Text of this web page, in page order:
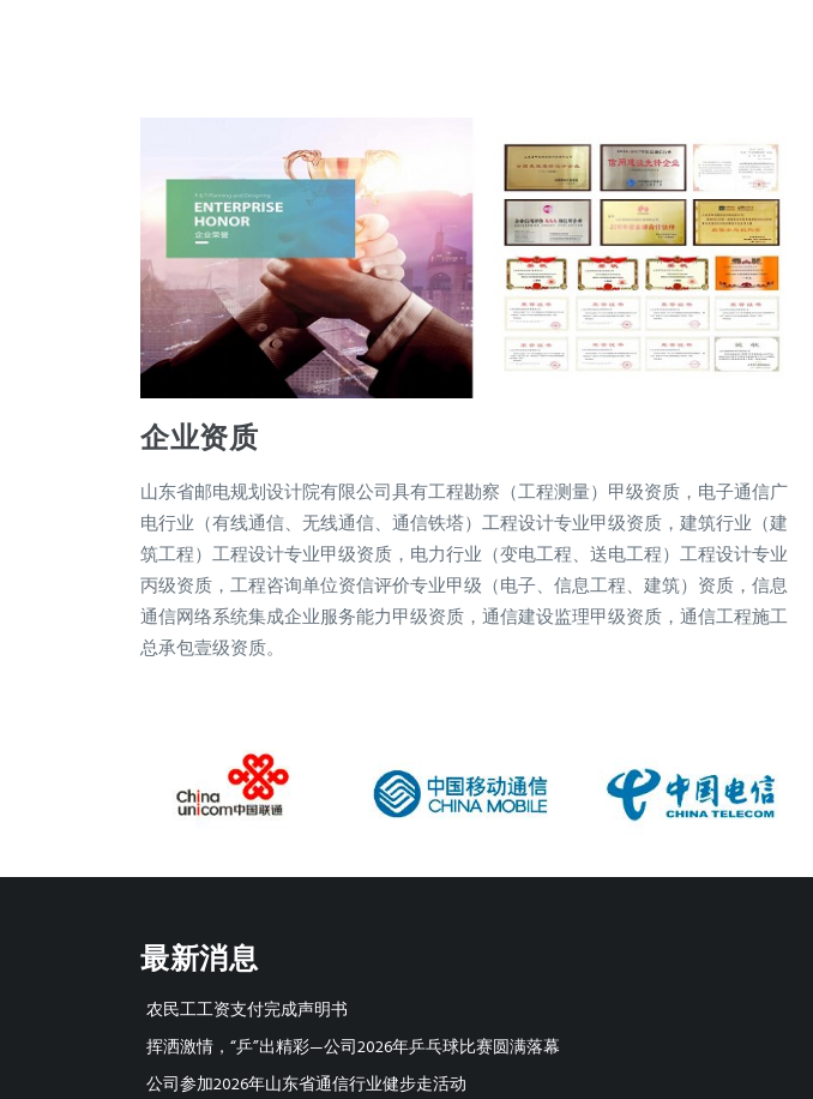
企业资质
山东省邮电规划设计院有限公司具有工程勘察（工程测量）甲级资质，电子通信广
电行业（有线通信、无线通信、通信铁塔）工程设计专业甲级资质，建筑行业（建
筑工程）工程设计专业甲级资质，电力行业（变电工程、送电工程）工程设计专业
丙级资质，工程咨询单位资信评价专业甲级（电子、信息工程、建筑）资质，信息
通信网络系统集成企业服务能力甲级资质，通信建设监理甲级资质，通信工程施工
总承包壹级资质。
最新消息
农民工工资支付完成声明书
挥洒激情，“乒”出精彩—公司2026年乒乓球比赛圆满落幕
公司参加2026年山东省通信行业健步走活动